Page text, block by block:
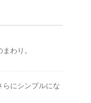
わり。
らにシンプルにな